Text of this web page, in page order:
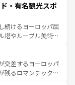
い旅をしてみよう！
ラメンコ、熱気あふ
の一部となってい
気や、バルセロナの
代ローマ遺跡や中世
スペインはその個
する。 なお、新着のスペイン情報は コ
・有名観光スポ
続けるヨーロッパ屈
塔やルーブル美術館
宮殿、歴史的な大
然が、訪れる者を心
の国としても知ら
交差するヨーロッパ
残るロマンチック街